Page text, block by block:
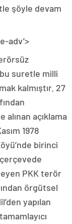
şöyle devam
adv’>
suretle milli
kalmıştır. 27
alınan açıklama
1978
birinci
PKK terör
örgütsel
yapılan